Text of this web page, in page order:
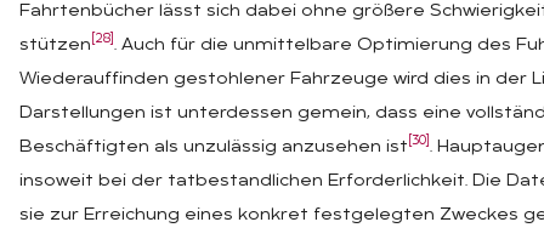
Fahrtenbücher lässt sich dabei ohne größere
stützen [28] . Auch für die unmittelbare Optimierung des
Wiederauffinden gestohlener Fahrzeuge wird dies in der
Darstellungen ist unterdessen gemein, dass eine
Beschäftigten als unzulässig anzusehen ist [30] .
insoweit bei der tatbestandlichen Erforderlichkeit. Die
sie zur Erreichung eines konkret festgelegten Zweckes